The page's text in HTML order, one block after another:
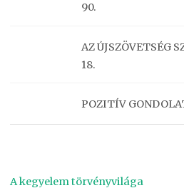
90.
AZ ÚJSZÖVETSÉG
18.
POZITÍV
A kegyelem törvényvilága